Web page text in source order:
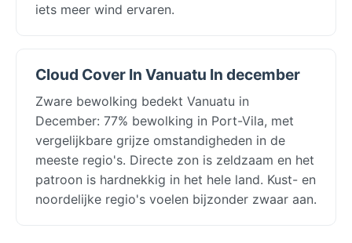
iets meer wind ervaren.
Cloud Cover In Vanuatu In december
Zware bewolking bedekt Vanuatu in
December: 77% bewolking in Port-Vila, met
vergelijkbare grijze omstandigheden in de
meeste regio's. Directe zon is zeldzaam en het
patroon is hardnekkig in het hele land. Kust- en
noordelijke regio's voelen bijzonder zwaar aan.